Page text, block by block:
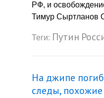
РФ, и
Тимур Сыртланов
Теги: Путин
На джипе
следы,